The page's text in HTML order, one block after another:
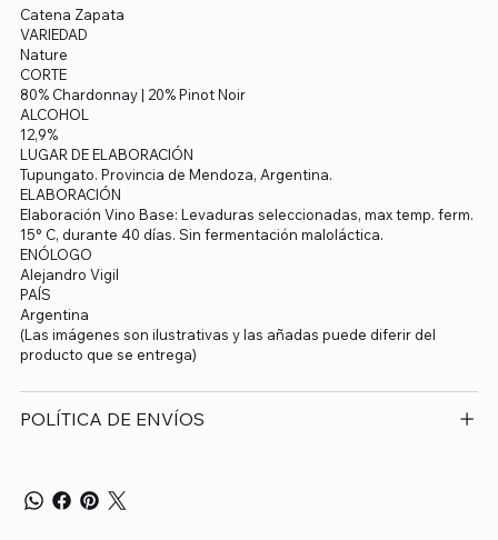
Catena Zapata
VARIEDAD
Nature
CORTE
80% Chardonnay | 20% Pinot Noir
ALCOHOL
12,9%
LUGAR DE ELABORACIÓN
Tupungato. Provincia de Mendoza, Argentina.
ELABORACIÓN
Elaboración Vino Base: Levaduras seleccionadas, max temp. ferm.
15° C, durante 40 días. Sin fermentación maloláctica.
ENÓLOGO
Alejandro Vigil
PAÍS
Argentina
(Las imágenes son ilustrativas y las añadas puede diferir del
producto que se entrega)
POLÍTICA DE ENVÍOS